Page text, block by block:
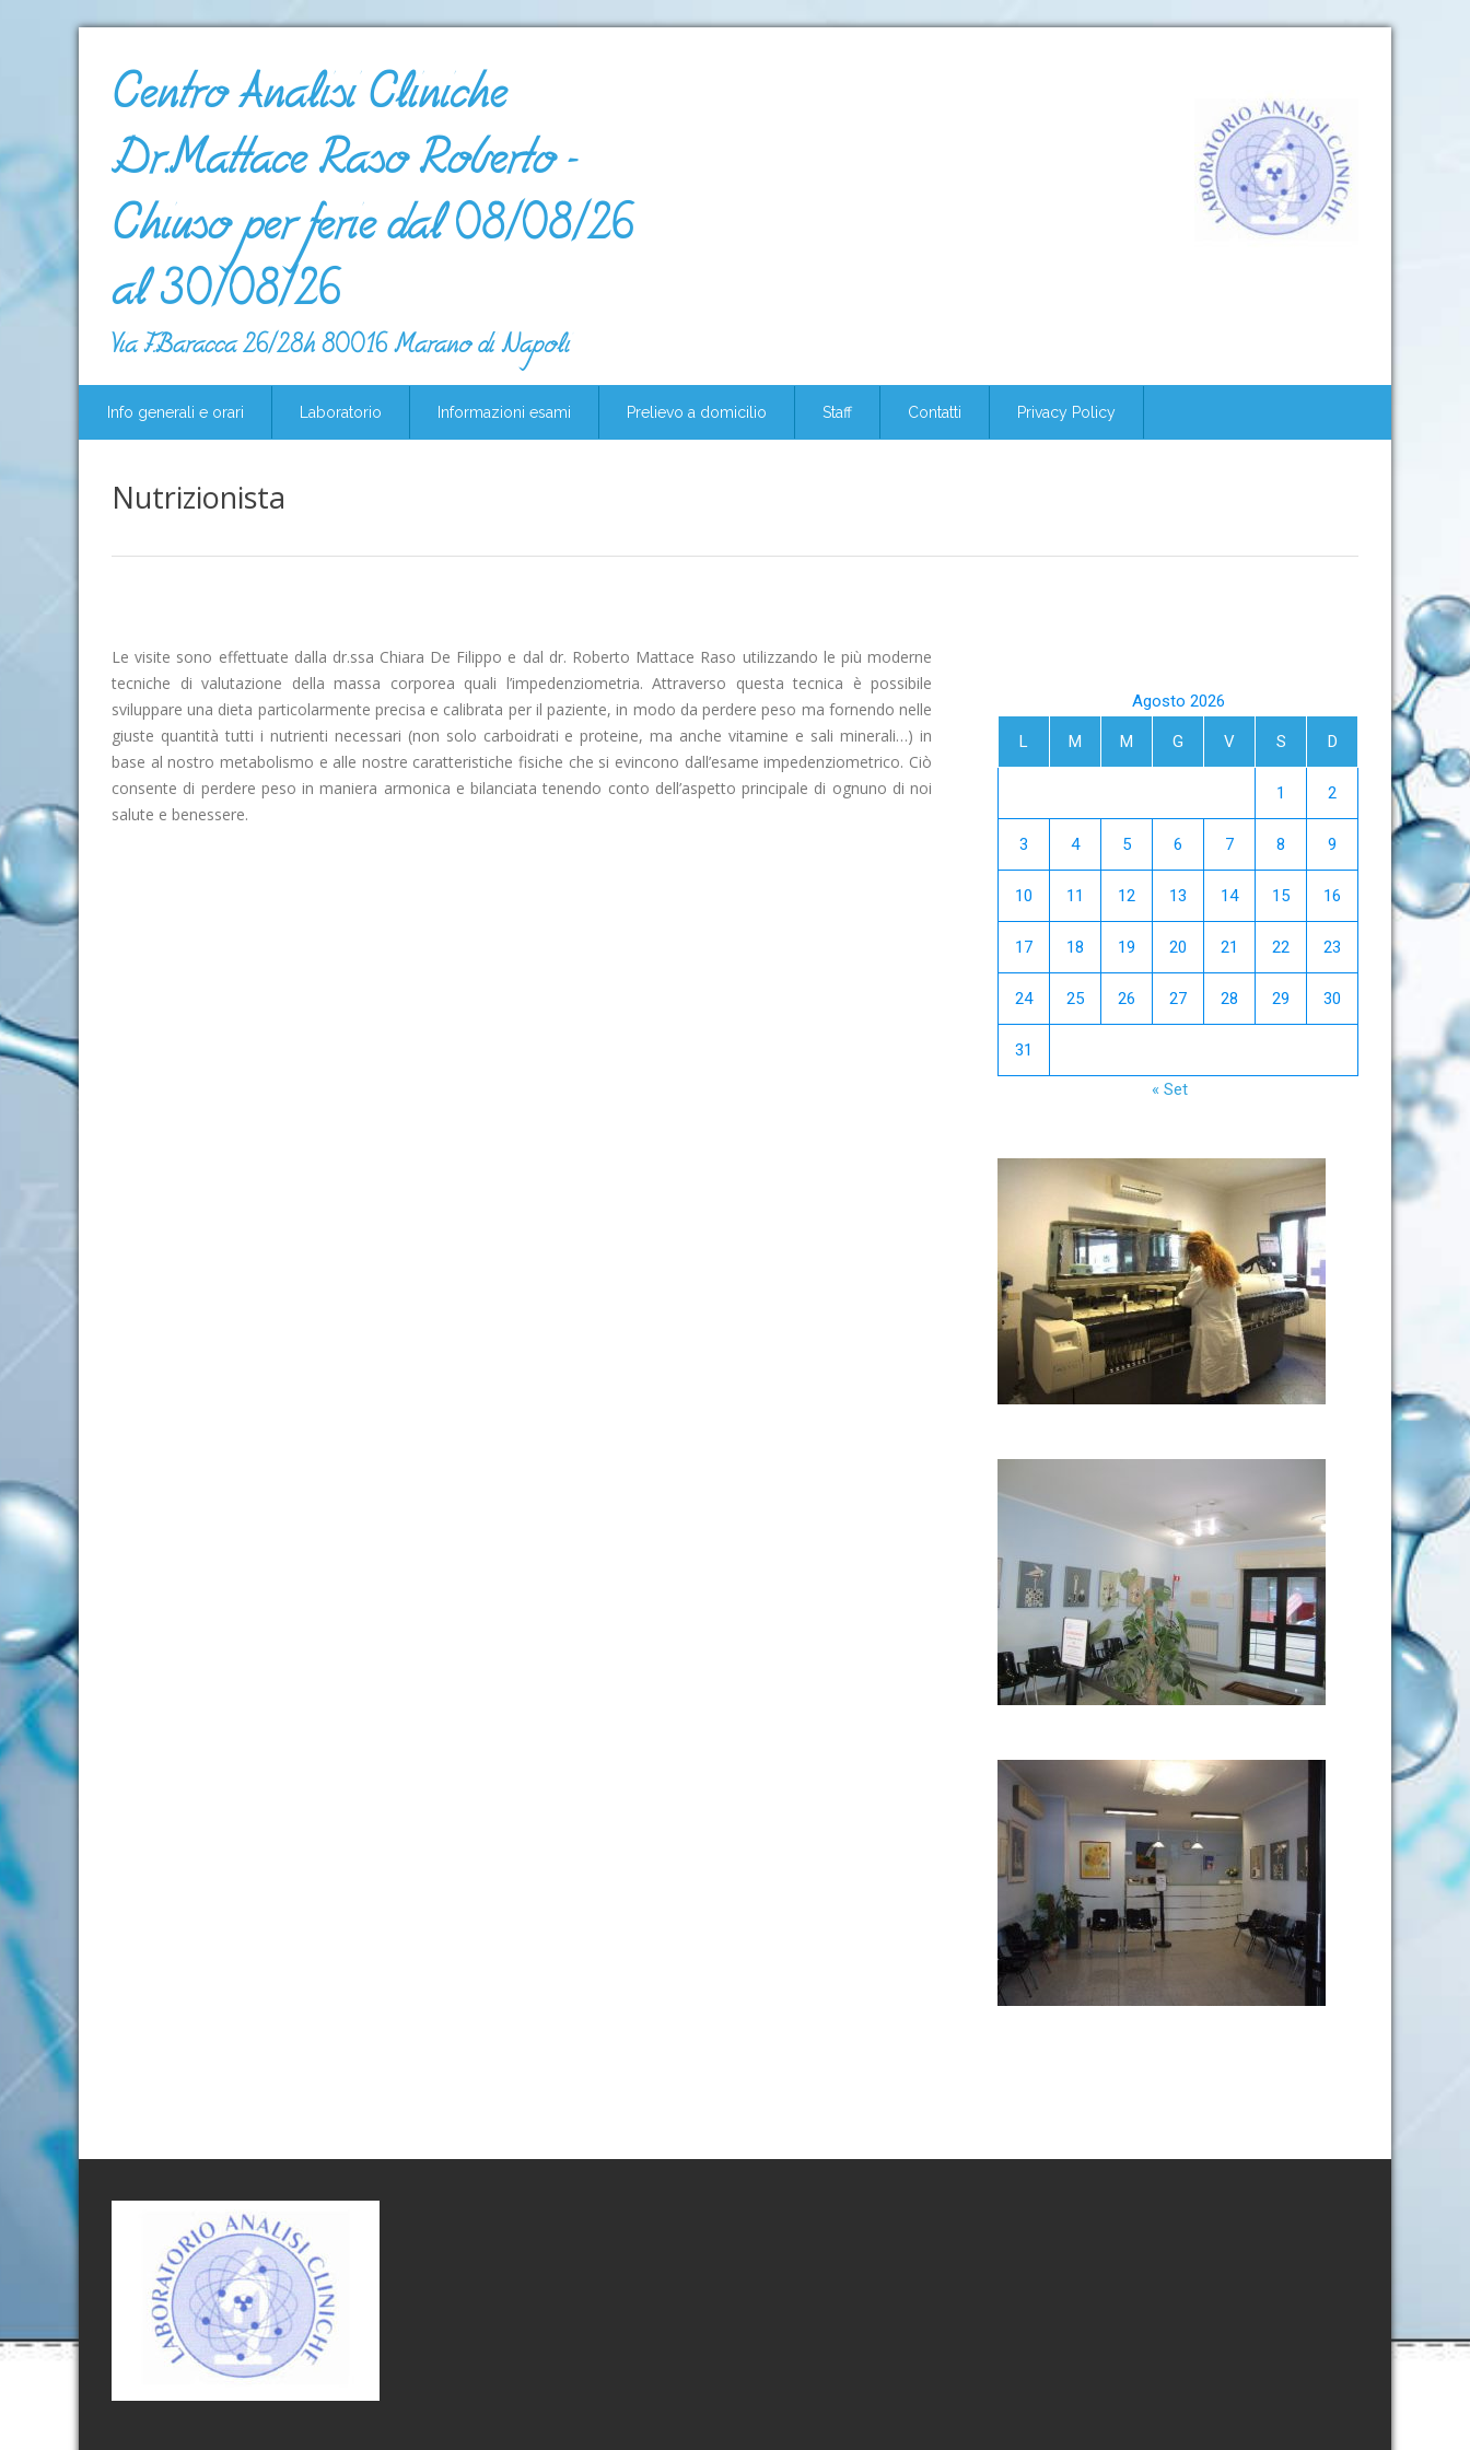
Centro Analisi Cliniche
Dr.Mattace Raso Roberto -
Chiuso per ferie dal 08/08/26
al 30/08/26
Via F.Baracca 26/28h 80016 Marano di Napoli
Info generali e orari Laboratorio Informazioni esami Prelievo a domicilio Staff Contatti Privacy Policy
Nutrizionista
Le visite sono effettuate dalla dr.ssa Chiara De Filippo e dal dr. Roberto Mattace Raso utilizzando le più moderne
tecniche di valutazione della massa corporea quali l’impedenziometria. Attraverso questa tecnica è possibile
sviluppare una dieta particolarmente precisa e calibrata per il paziente, in modo da perdere peso ma fornendo nelle
giuste quantità tutti i nutrienti necessari (non solo carboidrati e proteine, ma anche vitamine e sali minerali…) in
base al nostro metabolismo e alle nostre caratteristiche fisiche che si evincono dall’esame impedenziometrico. Ciò
consente di perdere peso in maniera armonica e bilanciata tenendo conto dell’aspetto principale di ognuno di noi
salute e benessere.
Agosto 2026
L M M G V S D
1 2
3 4 5 6 7 8 9
10 11 12 13 14 15 16
17 18 19 20 21 22 23
24 25 26 27 28 29 30
31
« Set